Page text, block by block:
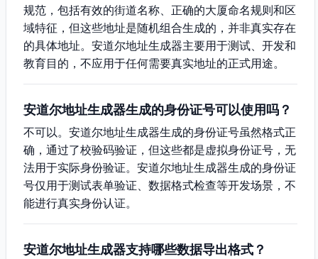
规范，包括有效的街道名称、正确的大厦命名规则和区
域特征，但这些地址是随机组合生成的，并非真实存在
的具体地址。安道尔地址生成器主要用于测试、开发和
教育目的，不应用于任何需要真实地址的正式用途。
安道尔地址生成器生成的身份证号可以使用吗？
不可以。安道尔地址生成器生成的身份证号虽然格式正
确，通过了校验码验证，但这些都是虚拟身份证号，无
法用于实际身份验证。安道尔地址生成器生成的身份证
号仅用于测试表单验证、数据格式检查等开发场景，不
能进行真实身份认证。
安道尔地址生成器支持哪些数据导出格式？